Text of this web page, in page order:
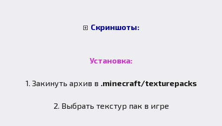
Скриншоты:
Установка:
1. Закинуть архив в .minecraft/texturepacks
2. Выбрать текстур пак в игре